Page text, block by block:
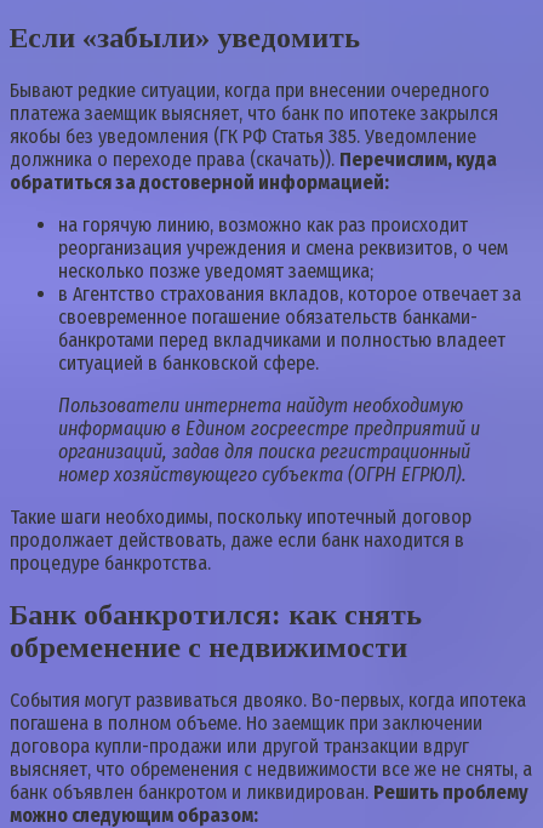
Если «забыли» уведомить
Бывают редкие ситуации, когда при внесении очередного
платежа заемщик выясняет, что банк по ипотеке закрылся
якобы без уведомления (ГК РФ Статья 385. Уведомление
должника о переходе права (скачать)). Перечислим, куда
обратиться за достоверной информацией:
на горячую линию, возможно как раз происходит
реорганизация учреждения и смена реквизитов, о чем
несколько позже уведомят заемщика;
в Агентство страхования вкладов, которое отвечает за
своевременное погашение обязательств банками-
банкротами перед вкладчиками и полностью владеет
ситуацией в банковской сфере.
Пользователи интернета найдут необходимую
информацию в Едином госреестре предприятий и
организаций, задав для поиска регистрационный
номер хозяйствующего субъекта (ОГРН ЕГРЮЛ).
Такие шаги необходимы, поскольку ипотечный договор
продолжает действовать, даже если банк находится в
процедуре банкротства.
Банк обанкротился: как снять
обременение с недвижимости
События могут развиваться двояко. Во-первых, когда ипотека
погашена в полном объеме. Но заемщик при заключении
договора купли-продажи или другой транзакции вдруг
выясняет, что обременения с недвижимости все же не сняты, а
банк объявлен банкротом и ликвидирован. Решить проблему
можно следующим образом: